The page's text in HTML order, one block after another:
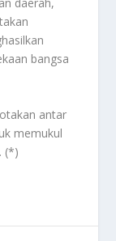
bangsa
antar
memukul
(*)